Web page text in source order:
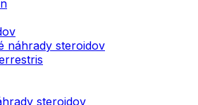
náhrady steroidov
steroidov